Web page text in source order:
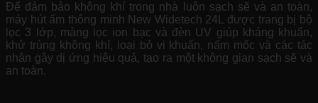
Để đảm bảo không khí trong nhà luôn sạch sẽ và an toàn,
máy hút ẩm thông minh New Widetech 24L được trang bị bộ
lọc 3 lớp, màng lọc ion bạc và đèn UV giúp kháng khuẩn,
khử trùng không khí, loại bỏ vi khuẩn, nấm mốc và các tác
nhân gây dị ứng hiệu quả, tạo ra một không gian sạch sẽ và
an toàn.